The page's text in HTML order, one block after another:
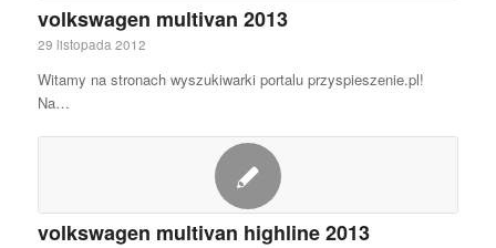
volkswagen multivan 2013
29 listopada 2012
Witamy na stronach wyszukiwarki portalu przyspieszenie.pl!
Na…
volkswagen multivan highline 2013